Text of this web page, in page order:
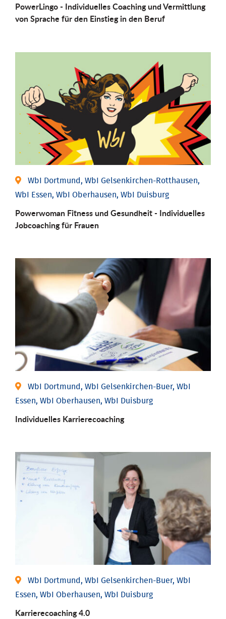
PowerLingo - Individuelles Coaching und Vermittlung
von Sprache für den Einstieg in den Beruf
WbI Dortmund, WbI Gelsenkirchen-Rotthausen,
WbI Essen, WbI Oberhausen, WbI Duisburg
Powerwoman Fitness und Gesund­heit - Individu­elles
Job­coaching für Frauen
WbI Dortmund, WbI Gelsenkirchen-Buer, WbI
Essen, WbI Oberhausen, WbI Duisburg
Individu­elles Karrierecoaching
WbI Dortmund, WbI Gelsenkirchen-Buer, WbI
Essen, WbI Oberhausen, WbI Duisburg
Karriere­coaching 4.0